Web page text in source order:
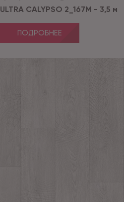
ULTRA CALYPSO 2_167M - 3,5 м
ПОДРОБНЕЕ